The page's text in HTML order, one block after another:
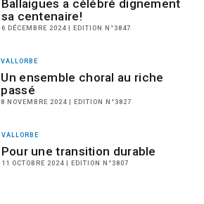
Ballaigues a célébré dignement
sa centenaire!
6 DÉCEMBRE 2024 | EDITION N°3847
VALLORBE
Un ensemble choral au riche
passé
8 NOVEMBRE 2024 | EDITION N°3827
VALLORBE
Pour une transition durable
11 OCTOBRE 2024 | EDITION N°3807